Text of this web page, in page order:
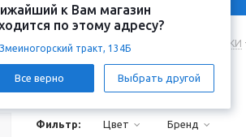
к Вам магазин
по этому адресу?
тракт, 134Б
Все верно Выбрать другой
МАТЕРИАЛЫ, КЛЕЯ, ПЕНЫ И ГЕРМЕТИКИ
Фильтр: Цвет Бренд